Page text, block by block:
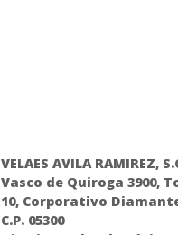
VELAES AVILA RAMIREZ,
Vasco de Quiroga 3900,
10, Corporativo
C.P. 05300